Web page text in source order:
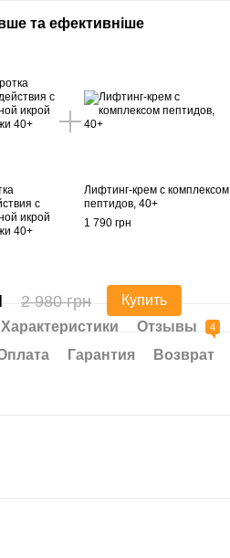
та ефективніше
с
икрой
40+
Лифтинг-крем с комплексом
пептидов, 40+
1 790 грн
2 980 грн Купить
Характеристики Отзывы 4
Гарантия Возврат